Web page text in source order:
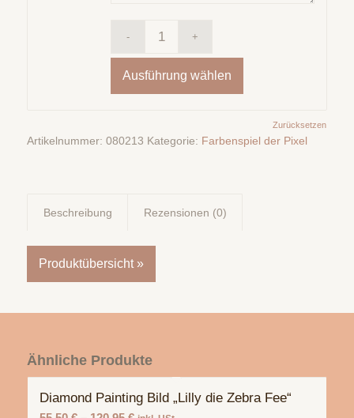
Zurücksetzen
Ausführung wählen
Artikelnummer: 080213 Kategorie: Farbenspiel der Pixel
Beschreibung Rezensionen (0)
Produktübersicht »
Ähnliche Produkte
Diamond Painting Bild „Lilly die Zebra Fee“